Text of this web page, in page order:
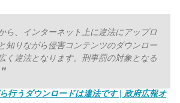
ら、インターネット上に違法にアップロ
知りながら侵害コンテンツのダウンロー
く違法となります。刑事罰の対象となる
行うダウンロードは違法です | 政府広報オ